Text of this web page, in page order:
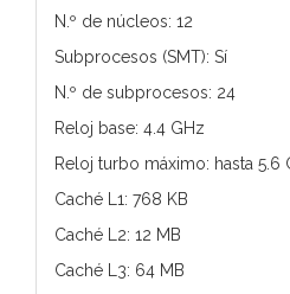
N.º de núcleos: 12
Subprocesos (SMT): Sí
N.º de subprocesos: 24
Reloj base: 4.4 GHz
Reloj turbo máximo: hasta 5.6
Caché L1: 768 KB
Caché L2: 12 MB
Caché L3: 64 MB